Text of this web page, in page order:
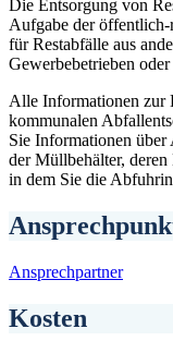
Die Entsorgung von
Aufgabe der öffentlich-
für Restabfälle aus
Gewerbebetrieben
Alle Informationen zur
kommunalen
Sie Informationen
der Müllbehälter,
in dem Sie die
Ansprechpartner
Kosten